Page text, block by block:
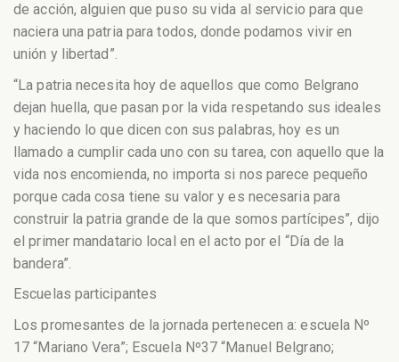
de acción, alguien que puso su vida al servicio para que
naciera una patria para todos, donde podamos vivir en
unión y libertad”.
“La patria necesita hoy de aquellos que como Belgrano
dejan huella, que pasan por la vida respetando sus ideales
y haciendo lo que dicen con sus palabras, hoy es un
llamado a cumplir cada uno con su tarea, con aquello que la
vida nos encomienda, no importa si nos parece pequeño
porque cada cosa tiene su valor y es necesaria para
construir la patria grande de la que somos partícipes”, dijo
el primer mandatario local en el acto por el “Día de la
bandera”.
Escuelas participantes
Los promesantes de la jornada pertenecen a: escuela Nº
17 “Mariano Vera”; Escuela Nº37 “Manuel Belgrano;